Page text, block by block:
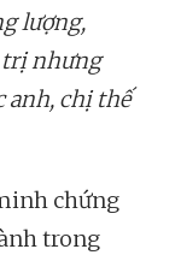
lượng,
trị nhưng
anh, chị thế
chứng
trong